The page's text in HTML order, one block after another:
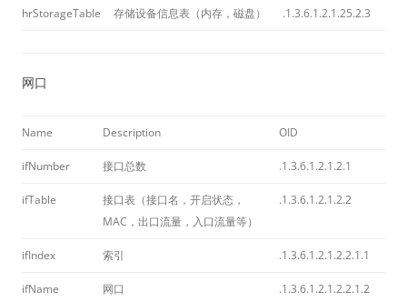
hrStorageTable 存储设备信息表（内存，磁盘） .1.3.6.1.2.1.25.2.3
网口
Name Description OID
ifNumber 接口总数 .1.3.6.1.2.1.2.1
ifTable
接口表（接口名，开启状态，
MAC，出口流量，入口流量等）
.1.3.6.1.2.1.2.2
ifIndex 索引 .1.3.6.1.2.1.2.2.1.1
ifName 网口 .1.3.6.1.2.1.2.2.1.2